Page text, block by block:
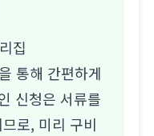
집
통해 간편하게
신청은 서류를
로, 미리 구비